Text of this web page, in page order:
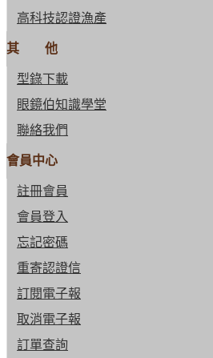
高科技認證漁產
其 他
型錄下載
眼鏡伯知識學堂
聯絡我們
會員中心
註冊會員
會員登入
忘記密碼
重寄認證信
訂閱電子報
取消電子報
訂單查詢